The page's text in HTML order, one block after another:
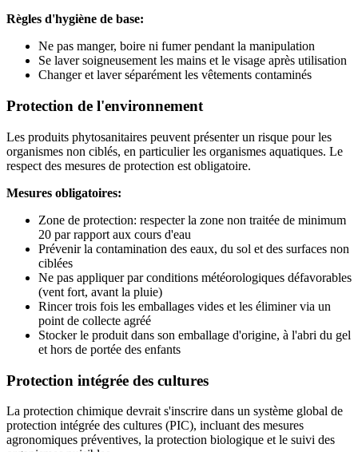
Règles d'hygiène de base:
Ne pas manger, boire ni fumer pendant la manipulation
Se laver soigneusement les mains et le visage après utilisation
Changer et laver séparément les vêtements contaminés
Protection de l'environnement
Les produits phytosanitaires peuvent présenter un risque pour les
organismes non ciblés, en particulier les organismes aquatiques. Le
respect des mesures de protection est obligatoire.
Mesures obligatoires:
Zone de protection: respecter la zone non traitée de minimum
20 par rapport aux cours d'eau
Prévenir la contamination des eaux, du sol et des surfaces non
ciblées
Ne pas appliquer par conditions météorologiques défavorables
(vent fort, avant la pluie)
Rincer trois fois les emballages vides et les éliminer via un
point de collecte agréé
Stocker le produit dans son emballage d'origine, à l'abri du gel
et hors de portée des enfants
Protection intégrée des cultures
La protection chimique devrait s'inscrire dans un système global de
protection intégrée des cultures (PIC), incluant des mesures
agronomiques préventives, la protection biologique et le suivi des